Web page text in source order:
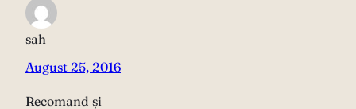
sah
August 25, 2016
Recomand și